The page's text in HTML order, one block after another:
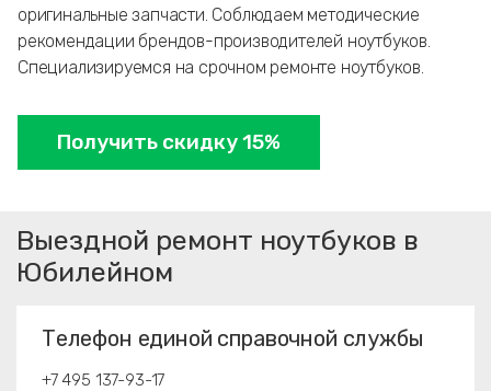
оригинальные запчасти. Соблюдаем методические
рекомендации брендов-производителей ноутбуков.
Специализируемся на срочном ремонте ноутбуков.
Получить скидку 15%
Выездной ремонт ноутбуков в
Юбилейном
Телефон единой справочной службы
+7 495 137-93-17